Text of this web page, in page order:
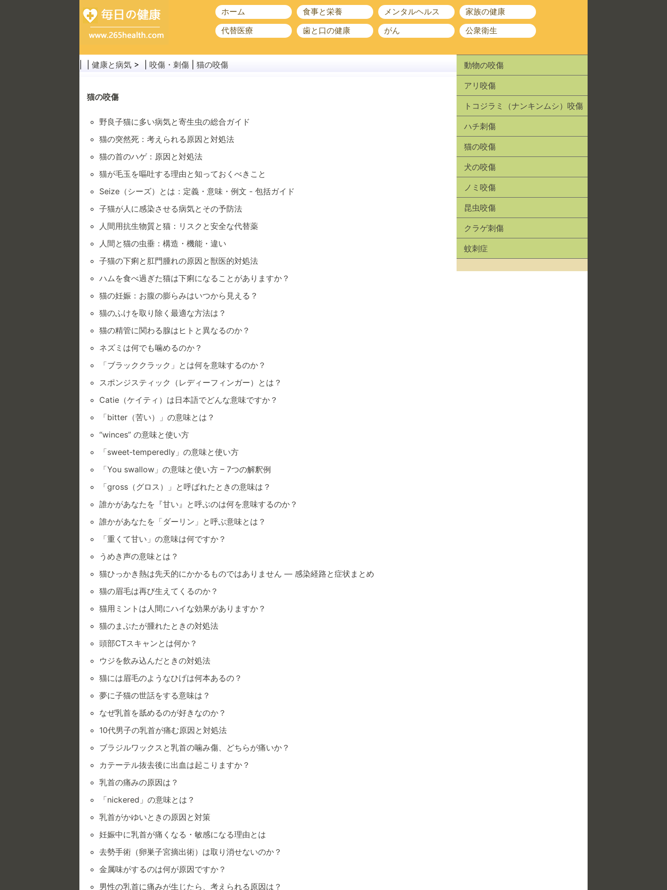
ホーム 食事と栄養 メンタルヘルス
家族の健康
代替医療
歯と口の健康 がん 公衆衛生
健康と病気 > | 咬傷・刺傷 猫の咬傷
猫の咬傷
野良子猫に多い病気と寄生虫の総合ガイド
猫の突然死：考えられる原因と対処法
猫の首のハゲ：原因と対処法
猫が毛玉を嘔吐する理由と知っておくべきこと
Seize（シーズ）とは：定義・意味・例文 - 包括ガイド
子猫が人に感染させる病気とその予防法
人間用抗生物質と猫：リスクと安全な代替薬
人間と猫の虫垂：構造・機能・違い
子猫の下痢と肛門腫れの原因と獣医的対処法
ハムを食べ過ぎた猫は下痢になることがありますか？
猫の妊娠：お腹の膨らみはいつから見える？
猫のふけを取り除く最適な方法は？
猫の精管に関わる腺はヒトと異なるのか？
ネズミは何でも噛めるのか？
「ブラッククラック」とは何を意味するのか？
スポンジスティック（レディーフィンガー）とは？
Catie（ケイティ）は日本語でどんな意味ですか？
「bitter（苦い）」の意味とは？
“winces” の意味と使い方
「sweet‑temperedly」の意味と使い方
「You swallow」の意味と使い方 – 7つの解釈例
「gross（グロス）」と呼ばれたときの意味は？
誰かがあなたを『甘い』と呼ぶのは何を意味するのか？
誰かがあなたを「ダーリン」と呼ぶ意味とは？
「重くて甘い」の意味は何ですか？
うめき声の意味とは？
猫ひっかき熱は先天的にかかるものではありません — 感染経路と症状まとめ
猫の眉毛は再び生えてくるのか？
猫用ミントは人間にハイな効果がありますか？
猫のまぶたが腫れたときの対処法
頭部CTスキャンとは何か？
ウジを飲み込んだときの対処法
猫には眉毛のようなひげは何本あるの？
夢に子猫の世話をする意味は？
なぜ乳首を舐めるのが好きなのか？
10代男子の乳首が痛む原因と対処法
ブラジルワックスと乳首の噛み傷、どちらが痛いか？
カテーテル抜去後に出血は起こりますか？
乳首の痛みの原因は？
「nickered」の意味とは？
乳首がかゆいときの原因と対策
妊娠中に乳首が痛くなる・敏感になる理由とは
去勢手術（卵巣子宮摘出術）は取り消せないのか？
金属味がするのは何が原因ですか？
男性の乳首に痛みが生じたら、考えられる原因は？
動物の咬傷
アリ咬傷
トコジラミ（ナンキンムシ）咬傷
ハチ刺傷
猫の咬傷
犬の咬傷
ノミ咬傷
昆虫咬傷
クラゲ刺傷
蚊刺症